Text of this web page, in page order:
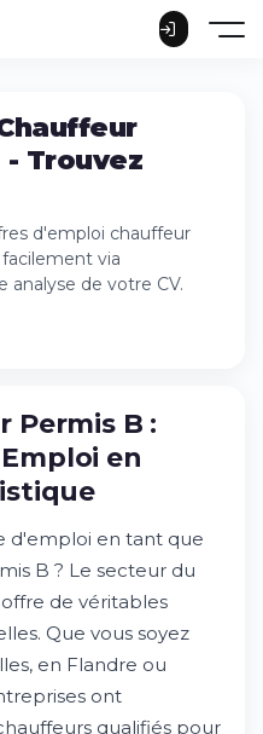
Trouvez
d'emploi chauffeur
via
de votre CV.
Logistique
de chauffeur
sur
Permis B :
en
d'emploi en tant que
B ? Le secteur du
de véritables
Que vous soyez
en Flandre ou
ont
qualifiés pour